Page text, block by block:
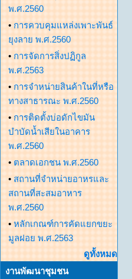
พ.ศ.2560
• การควบคุมแหล่งเพาะพันธ์
ยุงลาย พ.ศ.2560
• การจัดการสิ่งปฏิกูล
พ.ศ.2563
• การจำหน่ายสินค้าในที่หรือ
ทางสาธารณะ พ.ศ.2560
• การติดตั้งบ่อดักไขมัน
บำบัดน้ำเสียในอาคาร
พ.ศ.2560
• ตลาดเอกชน พ.ศ.2560
• สถานที่จำหน่ายอาหรและ
สถานที่สะสมอาหาร
พ.ศ.2560
• หลักเกณฑ์การคัดแยกขยะ
มูลฝอย พ.ศ.2563
ดูทั้งหมด
งานพัฒนาชุมชน